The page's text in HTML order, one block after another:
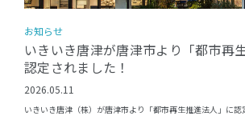
お知らせ
いきいき唐津が唐津市より「都市再
認定されました！
2026.05.11
いきいき唐津（株）が唐津市より「都市再生推進法人」に